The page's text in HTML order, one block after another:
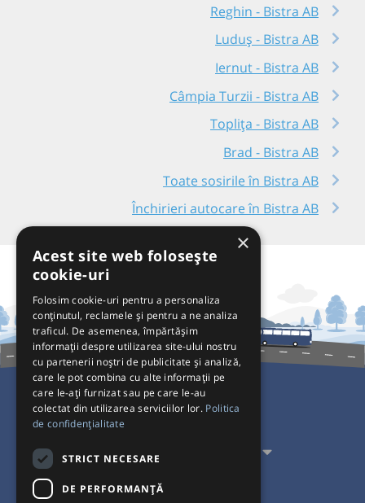
Reghin - Bistra AB
Luduș - Bistra AB
Iernut - Bistra AB
Câmpia Turzii - Bistra AB
Toplița - Bistra AB
Brad - Bistra AB
Toate sosirile în Bistra AB
Închirieri autocare în Bistra AB
Pentru Călători
Pentru Transportatori
Interacționăm
×
Acest site web folosește
cookie-uri
Folosim cookie-uri pentru a personaliza
conținutul, reclamele și pentru a ne analiza
traficul. De asemenea, împărtășim
informații despre utilizarea site-ului nostru
cu partenerii noștri de publicitate și analiză,
care le pot combina cu alte informații pe
care le-ați furnizat sau pe care le-au
colectat din utilizarea serviciilor lor. Politica
de confidențialitate
STRICT NECESARE
DE PERFORMANȚĂ